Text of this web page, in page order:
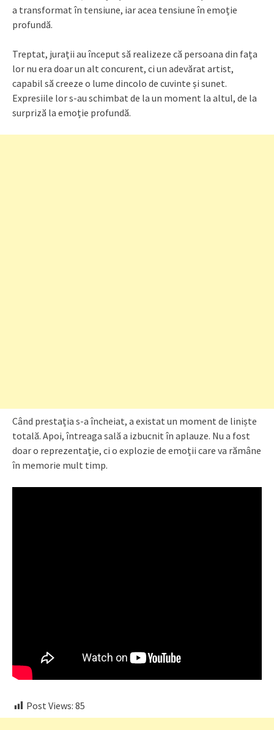
a transformat în tensiune, iar acea tensiune în emoție
profundă.
Treptat, jurații au început să realizeze că persoana din fața
lor nu era doar un alt concurent, ci un adevărat artist,
capabil să creeze o lume dincolo de cuvinte și sunet.
Expresiile lor s-au schimbat de la un moment la altul, de la
surpriză la emoție profundă.
Când prestația s-a încheiat, a existat un moment de liniște
totală. Apoi, întreaga sală a izbucnit în aplauze. Nu a fost
doar o reprezentație, ci o explozie de emoții care va rămâne
în memorie mult timp.
Post Views: 85